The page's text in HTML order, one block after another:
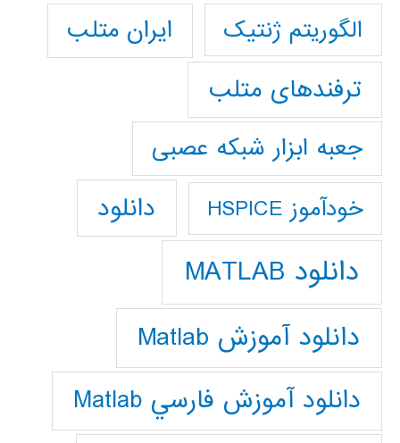
الگوریتم ژنتیک
ایران متلب
ترفندهای متلب
جعبه ابزار شبکه عصبی
خودآموز HSPICE دانلود
دانلود MATLAB
دانلود آموزش Matlab
دانلود آموزش فارسي Matlab